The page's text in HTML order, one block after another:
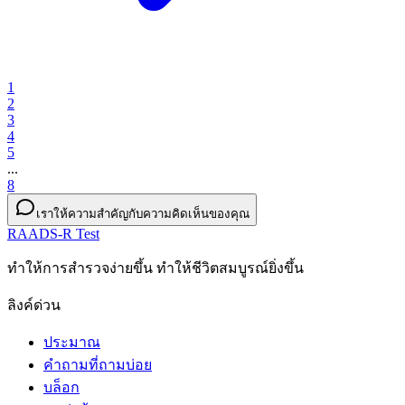
1
2
3
4
5
...
8
เราให้ความสำคัญกับความคิดเห็นของคุณ
RAADS-R Test
ทําให้การสํารวจง่ายขึ้น ทําให้ชีวิตสมบูรณ์ยิ่งขึ้น
ลิงค์ด่วน
ประมาณ
คำถามที่ถามบ่อย
บล็อก